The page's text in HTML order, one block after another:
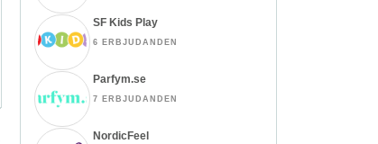
SF Kids Play
6 ERBJUDANDEN
Parfym.se
7 ERBJUDANDEN
NordicFeel